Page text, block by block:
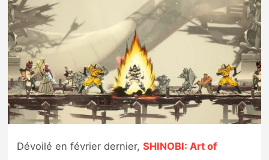
Rumeurs
Nintendo Direct
Tests et previews
Tests de jeux
Tests d’accessoires
Dévoilé en février dernier,SHINOBI: Art of